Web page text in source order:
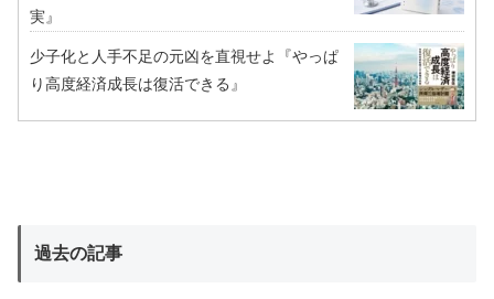
実』
少子化と人手不足の元凶を直視せよ『やっぱ
り高度経済成長は復活できる』
過去の記事